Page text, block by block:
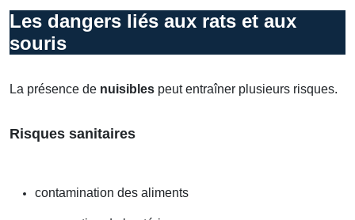
Les dangers liés aux rats et aux
souris
La présence de nuisibles peut entraîner plusieurs risques.
Risques sanitaires
contamination des aliments